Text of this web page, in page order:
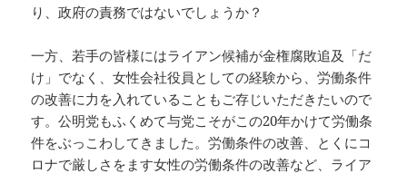
り、政府の責務ではないでしょうか？
一方、若手の皆様にはライアン候補が金権腐敗追及「だ
け」でなく、女性会社役員としての経験から、労働条件
の改善に力を入れていることもご存じいただきたいので
す。公明党もふくめて与党こそがこの20年かけて労働条
件をぶっこわしてきました。労働条件の改善、とくにコ
ロナで厳しさをます女性の労働条件の改善など、ライア